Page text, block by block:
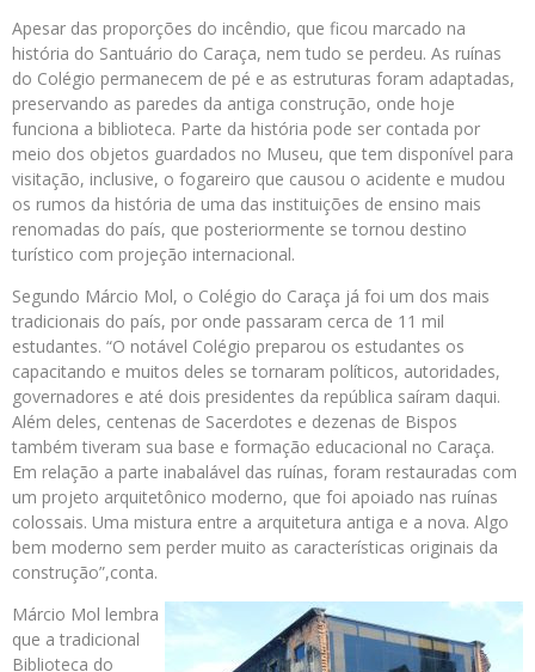
Apesar das proporções do incêndio, que ficou marcado na
história do Santuário do Caraça, nem tudo se perdeu. As ruínas
do Colégio permanecem de pé e as estruturas foram adaptadas,
preservando as paredes da antiga construção, onde hoje
funciona a biblioteca. Parte da história pode ser contada por
meio dos objetos guardados no Museu, que tem disponível para
visitação, inclusive, o fogareiro que causou o acidente e mudou
os rumos da história de uma das instituições de ensino mais
renomadas do país, que posteriormente se tornou destino
turístico com projeção internacional.
Segundo Márcio Mol, o Colégio do Caraça já foi um dos mais
tradicionais do país, por onde passaram cerca de 11 mil
estudantes. “O notável Colégio preparou os estudantes os
capacitando e muitos deles se tornaram políticos, autoridades,
governadores e até dois presidentes da república saíram daqui.
Além deles, centenas de Sacerdotes e dezenas de Bispos
também tiveram sua base e formação educacional no Caraça.
Em relação a parte inabalável das ruínas, foram restauradas com
um projeto arquitetônico moderno, que foi apoiado nas ruínas
colossais. Uma mistura entre a arquitetura antiga e a nova. Algo
bem moderno sem perder muito as características originais da
construção”,conta.
Márcio Mol lembra
que a tradicional
Biblioteca do